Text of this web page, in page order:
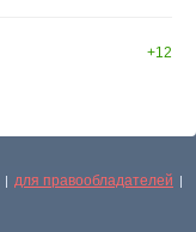
+12
| для правообладателей |